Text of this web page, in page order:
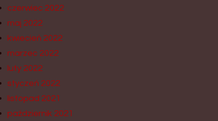
czerwiec 2022
maj 2022
kwiecień 2022
marzec 2022
luty 2022
styczeń 2022
listopad 2021
październik 2021